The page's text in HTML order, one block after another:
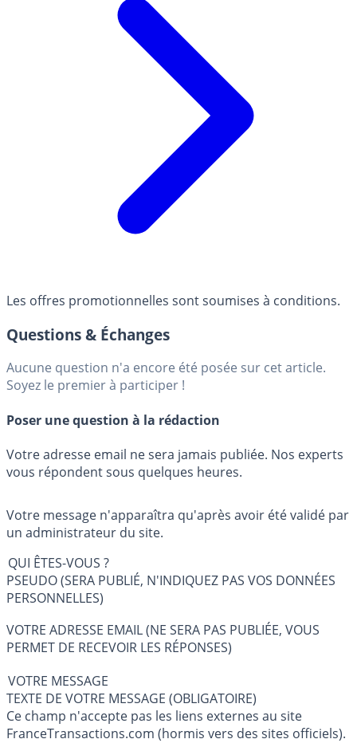
Les offres promotionnelles sont soumises à conditions.
Questions & Échanges
Aucune question n'a encore été posée sur cet article.
Soyez le premier à participer !
Poser une question à la rédaction
Votre adresse email ne sera jamais publiée. Nos experts
vous répondent sous quelques heures.
Votre message n'apparaîtra qu'après avoir été validé par
un administrateur du site.
QUI ÊTES-VOUS ?
PSEUDO (SERA PUBLIÉ, N'INDIQUEZ PAS VOS DONNÉES
PERSONNELLES)
VOTRE ADRESSE EMAIL (NE SERA PAS PUBLIÉE, VOUS
PERMET DE RECEVOIR LES RÉPONSES)
VOTRE MESSAGE
TEXTE DE VOTRE MESSAGE (OBLIGATOIRE)
Ce champ n'accepte pas les liens externes au site
FranceTransactions.com (hormis vers des sites officiels).